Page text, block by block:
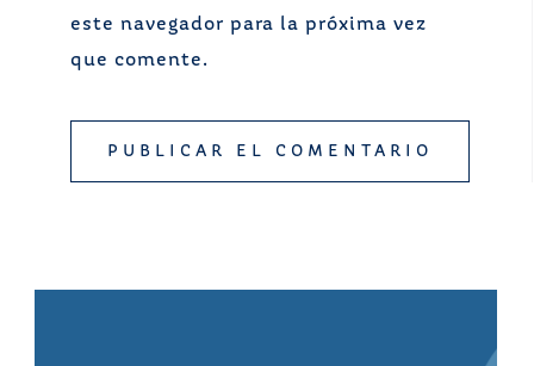
este navegador para la próxima vez
que comente.